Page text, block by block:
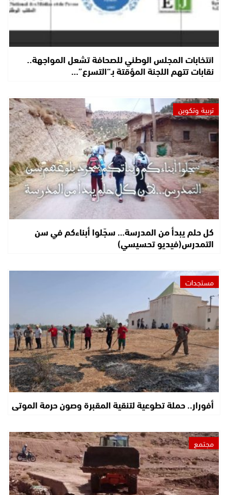
انتخابات المجلس الوطني للصحافة تشعل المواجهة..
نقابات تتهم اللجنة المؤقتة بـ“التسرع”…
تربية وتكوين
كل حلم يبدأ من المدرسة… سجّلوا أبناءكم في سن
التمدرس(فيديو تحسيسي)
مستجدات
أفورار.. حملة تطوعية لتنقية المقبرة وصون حرمة الموتى
مجتمع